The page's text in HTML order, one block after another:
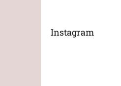
Instagram